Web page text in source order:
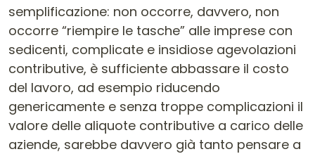
semplificazione: non occorre, davvero, non
occorre “riempire le tasche” alle imprese con
sedicenti, complicate e insidiose agevolazioni
contributive, è sufficiente abbassare il costo
del lavoro, ad esempio riducendo
genericamente e senza troppe complicazioni il
valore delle aliquote contributive a carico delle
aziende, sarebbe davvero già tanto pensare a